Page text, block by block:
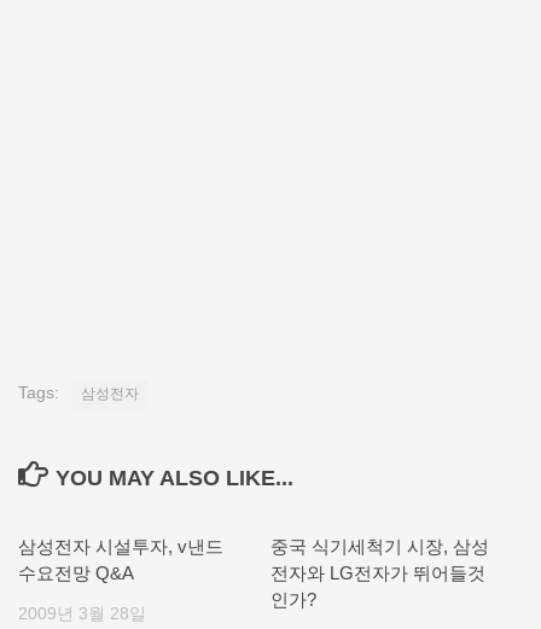
Tags: 삼성전자
YOU MAY ALSO LIKE...
삼성전자 시설투자, v낸드
수요전망 Q&A
2009년 3월 28일
중국 식기세척기 시장, 삼성
전자와 LG전자가 뛰어들것
인가?